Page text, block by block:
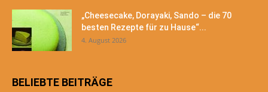
„Cheesecake, Dorayaki, Sando – die 70
besten Rezepte für zu Hause“...
4. August 2026
BELIEBTE BEITRÄGE